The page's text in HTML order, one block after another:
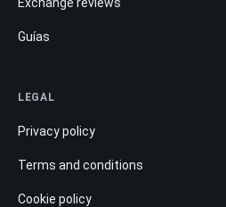
Guías
LEGAL
Privacy policy
Terms and conditions
Cookie policy